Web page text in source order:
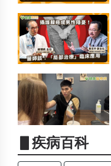
▋疾病百科